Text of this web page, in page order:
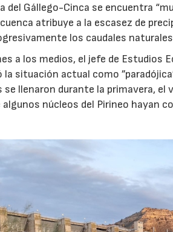
del Gállego-Cinca se encuentra
atribuye a la escasez de
los caudales
a los medios, el jefe de Estudios
la situación actual como
se llenaron durante la primavera, el
algunos núcleos del Pirineo hayan